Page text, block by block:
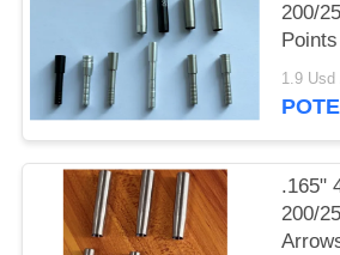
POLITIQUE
DE
CONFIDENTIALITÉ
200/
1.9 Usd
.165"
200/